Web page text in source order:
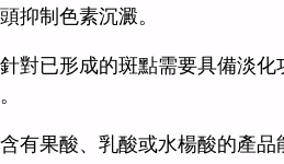
抑制色素沉澱。
對已形成的斑點需要具備淡
有果酸、乳酸或水楊酸的產